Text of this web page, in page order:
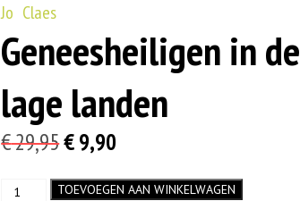
Jo Claes
Geneesheiligen in de
lage landen
€29,95Oorspronkelijke
€9,90
GeneesheiligenTOEVOEGEN AAN WINKELWAGEN